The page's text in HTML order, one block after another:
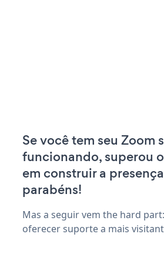
Se você tem seu Zoom
funcionando, superou
em construir a
parabéns!
Mas a seguir vem the hard
oferecer suporte a mais